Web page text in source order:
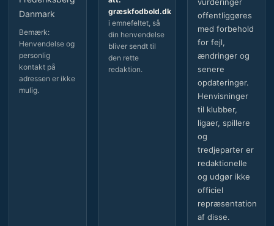
Danmark
Bemærk:
Henvendelse og
personlig
kontakt på
adressen er ikke
mulig.
græskfodbold.dk
i emnefeltet, så
din henvendelse
bliver sendt til
den rette
redaktion.
offentliggøres
med forbehold
for fejl,
ændringer og
senere
opdateringer.
Henvisninger
til klubber,
ligaer, spillere
og
tredjeparter er
redaktionelle
og udgør ikke
officiel
repræsentation
af disse.